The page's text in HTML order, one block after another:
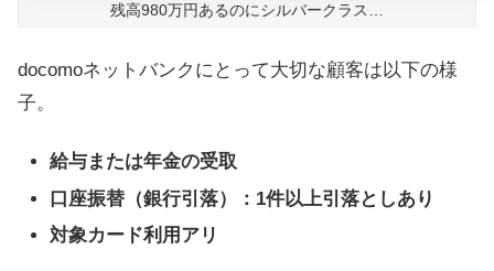
残高980万円あるのにシルバークラス…
docomoネットバンクにとって大切な顧客は以下の様
子。
給与または年金の受取
口座振替（銀行引落）：1件以上引落としあり
対象カード利用アリ